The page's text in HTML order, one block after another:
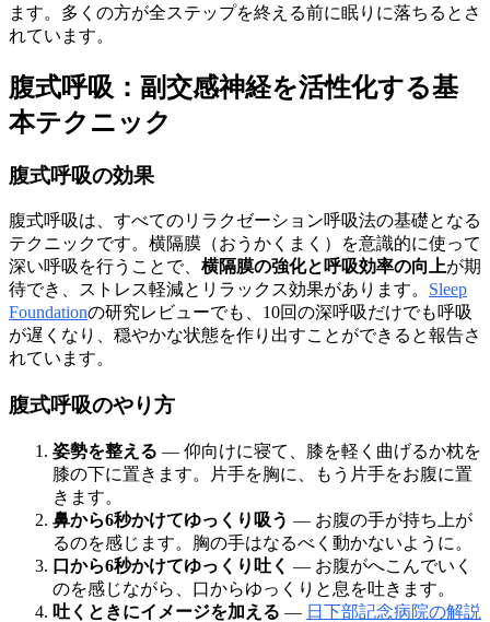
ます。多くの方が全ステップを終える前に眠りに落ちるとさ
れています。
腹式呼吸：副交感神経を活性化する基
本テクニック
腹式呼吸の効果
腹式呼吸は、すべてのリラクゼーション呼吸法の基礎となる
テクニックです。横隔膜（おうかくまく）を意識的に使って
深い呼吸を行うことで、 横隔膜の強化と呼吸効率の向上が期
待でき、ストレス軽減とリラックス効果があります。 Sleep
Foundationの研究レビューでも、10回の深呼吸だけでも呼吸
が遅くなり、穏やかな状態を作り出すことができると報告さ
れています。
腹式呼吸のやり方
姿勢を整える — 仰向けに寝て、膝を軽く曲げるか枕を
膝の下に置きます。片手を胸に、もう片手をお腹に置
きます。
鼻から6秒かけてゆっくり吸う — お腹の手が持ち上が
るのを感じます。胸の手はなるべく動かないように。
口から6秒かけてゆっくり吐く — お腹がへこんでいく
のを感じながら、口からゆっくりと息を吐きます。
吐くときにイメージを加える — 日下部記念病院の解説